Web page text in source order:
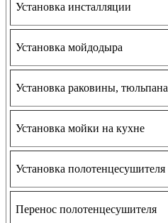
Установка инсталляции
Установка мойдодыра
Установка раковины, тюльпана
Установка мойки на кухне
Установка полотенцесушителя
Перенос полотенцесушителя